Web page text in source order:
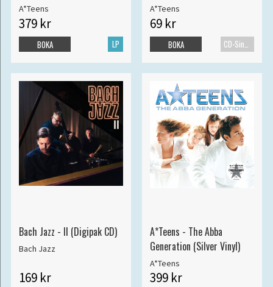
A*Teens
379 kr
LP
BOKA
A*Teens
69 kr
BOKA
Bach Jazz - II (Digipak CD)
Bach Jazz
169 kr
A*Teens - The Abba
Generation (Silver Vinyl)
A*Teens
399 kr